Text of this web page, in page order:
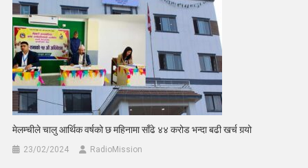
मेलम्चीले चालु आर्थिक वर्षको छ महिनामा साँढे ४४ करोड भन्दा बढी खर्च गर्‍यो
23/02/2024 RadioMission